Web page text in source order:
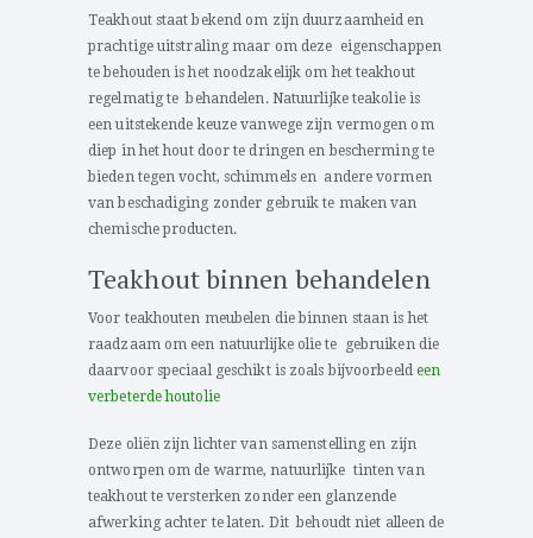
Teakhout staat bekend om zijn duurzaamheid en
prachtige uitstraling maar om deze eigenschappen
te behouden is het noodzakelijk om het teakhout
regelmatig te behandelen. Natuurlijke teakolie is
een uitstekende keuze vanwege zijn vermogen om
diep in het hout door te dringen en bescherming te
bieden tegen vocht, schimmels en andere vormen
van beschadiging zonder gebruik te maken van
chemische producten.
Teakhout binnen behandelen
Voor teakhouten meubelen die binnen staan is het
raadzaam om een natuurlijke olie te gebruiken die
daarvoor speciaal geschikt is zoals bijvoorbeeld een
verbeterde houtolie
Deze oliën zijn lichter van samenstelling en zijn
ontworpen om de warme, natuurlijke tinten van
teakhout te versterken zonder een glanzende
afwerking achter te laten. Dit behoudt niet alleen de